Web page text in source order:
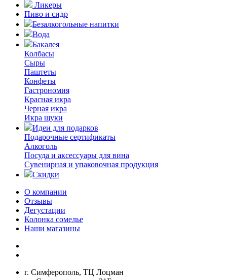
Ликеры
Пиво и сидр
Безалкогольные напитки
Вода
Бакалея
Колбасы
Сыры
Паштеты
Конфеты
Гастрономия
Красная икра
Черная икра
Икра щуки
Идеи для подарков
Подарочные сертификаты
Алкоголь
Посуда и аксессуары для вина
Сувенирная и упаковочная продукция
Скидки
О компании
Отзывы
Дегустации
Колонка сомелье
Наши магазины
г. Симферополь, ТЦ Лоцман